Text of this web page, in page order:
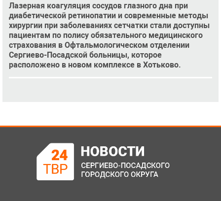
Лазерная коагуляция сосудов глазного дна при
диабетической ретинопатии и современные методы
хирургии при заболеваниях сетчатки стали доступны
пациентам по полису обязательного медицинского
страхования в Офтальмологическом отделении
Сергиево-Посадской больницы, которое
расположено в новом комплексе в Хотьково.